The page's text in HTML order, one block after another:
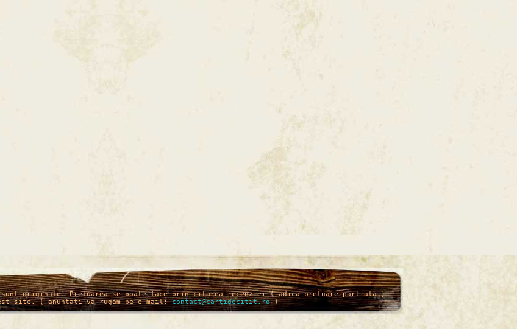
sunt originale. Preluarea se poate face prin citarea recenziei ( adica preluare partiala )
site. ( anuntati va rugam pe e-mail:contact@cartidecitit.ro)